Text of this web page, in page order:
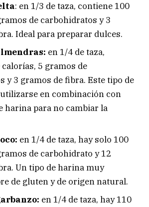
: en 1/3 de taza, contiene 100
de carbohidratos y 3
Ideal para preparar dulces.
en 1/4 de taza,
5 gramos de
y 3 gramos de fibra. Este tipo de
en combinación con
harina para no cambiar la
en 1/4 de taza, hay solo 100
de carbohidrato y 12
Un tipo de harina muy
de gluten y de origen natural.
en 1/4 de taza, hay 110